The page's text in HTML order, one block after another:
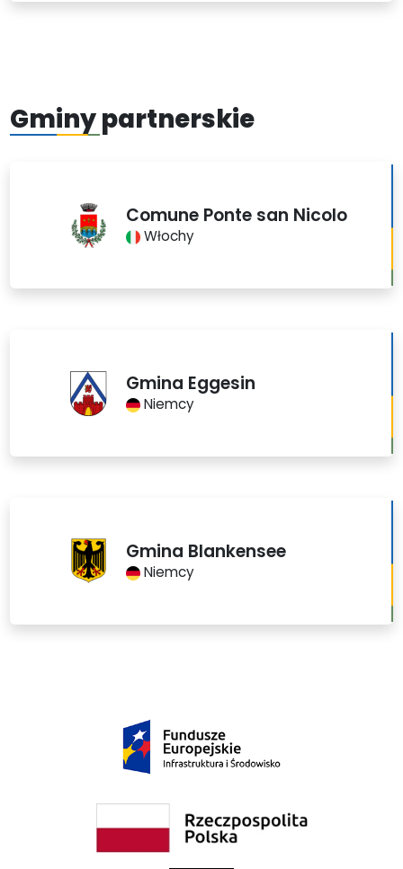
Gminy partnerskie
Comune Ponte san Nicolo
Włochy
Gmina Eggesin
Niemcy
Gmina Blankensee
Niemcy